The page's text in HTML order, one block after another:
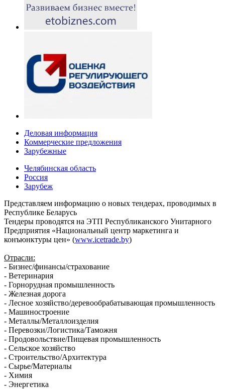
Деловая информация
Коммерческие предложения
Зарубежные
Челябинская область
Россия
Зарубеж
Представляем информацию о новых тендерах, проводимых в
Республике Беларусь
Тендеры проводятся на ЭТП Республиканского Унитарного
Предприятия «Национальный центр маркетинга и
конъюнктуры цен» (www.icetrade.by)
Отрасли:
- Бизнес/финансы/страхование
- Ветеринария
- Горнорудная промышленность
- Железная дорога
- Лесное хозяйство/деревообрабатывающая промышленность
- Машиностроение
- Металлы/Металлоизделия
- Перевозки/Логистика/Таможня
- Продовольствие/Пищевая промышленность
- Сельское хозяйство
- Строительство/Архитектура
- Сырье/Материалы
- Химия
- Энергетика